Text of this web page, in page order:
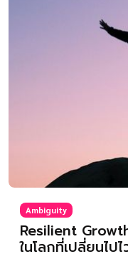
Ambiguity
Resilient
ในโลกที่เปลี่ยนไปไ